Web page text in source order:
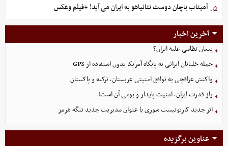
۵. آمیتاب باچان دوست نتانیاهو به ایران می آید! +فیلم وعکس
آخرین اخبار
پیمان نظامی علیه ایران؟
حمله خلبانان ایرانی به پایگاه آمریکا بدون استفاده از GPS
واکنش عراقچی به توافق امنیتی عربستان، ترکیه و پاکستان
راز قدرت ایران، امنیت پایدار و بومی آن است!
اثر جدید کارتونیست سوری با عنوان مدیریت جدید تنگه هرمز
عناوین برگزیده